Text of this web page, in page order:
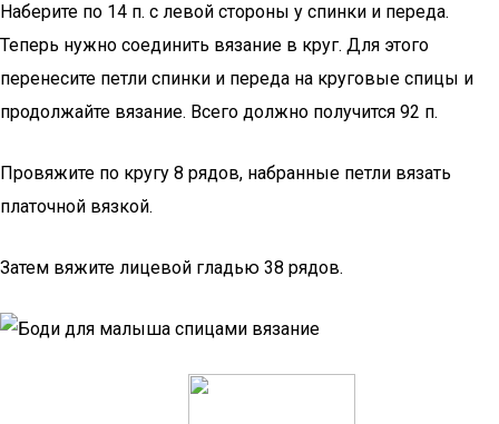
Наберите по 14 п. с левой стороны у спинки и переда.
Теперь нужно соединить вязание в круг. Для этого
перенесите петли спинки и переда на круговые спицы и
продолжайте вязание. Всего должно получится 92 п.
Провяжите по кругу 8 рядов, набранные петли вязать
платочной вязкой.
Затем вяжите лицевой гладью 38 рядов.